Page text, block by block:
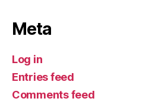
Meta
Log in
Entries feed
Comments feed